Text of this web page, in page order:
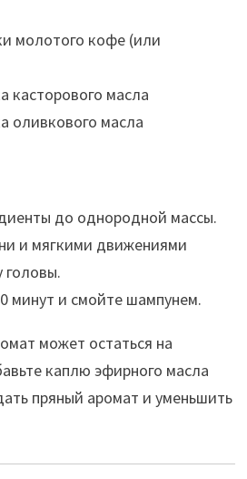
молотого кофе (или
касторового масла
оливкового масла
до однородной массы.
и мягкими движениями
головы.
минут и смойте шампунем.
может остаться на
каплю эфирного масла
пряный аромат и уменьшить